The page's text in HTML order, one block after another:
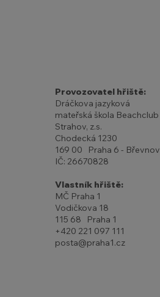
Provozovatel hřiště:
Dráčkova jazyková
mateřská škola Beachclub
Strahov, z.s.
Chodecká 1230
169 00 Praha 6 - Břevnov
IČ: 26670828
Vlastník hřiště:
MČ Praha 1
Vodičkova 18
115 68 Praha 1
+420 221 097 111
posta@praha1.cz